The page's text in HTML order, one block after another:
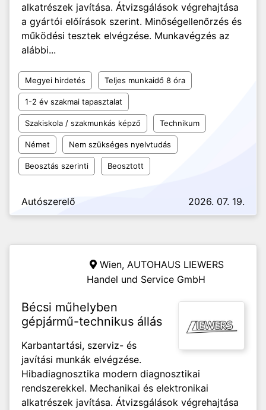
alkatrészek javítása. Átvizsgálások végrehajtása
a gyártói előírások szerint. Minőségellenőrzés és
működési tesztek elvégzése. Munkavégzés az
alábbi...
Megyei hirdetés Teljes munkaidő 8 óra
1-2 év szakmai tapasztalat
Szakiskola / szakmunkás képző Technikum
Német Nem szükséges nyelvtudás
Beosztás szerinti Beosztott
Autószerelő 2026. 07. 19.
Wien, AUTOHAUS LIEWERS
Handel und Service GmbH
Bécsi műhelyben
gépjármű-technikus állás
Karbantartási, szerviz- és
javítási munkák elvégzése.
Hibadiagnosztika modern diagnosztikai
rendszerekkel. Mechanikai és elektronikai
alkatrészek javítása. Átvizsgálások végrehajtása